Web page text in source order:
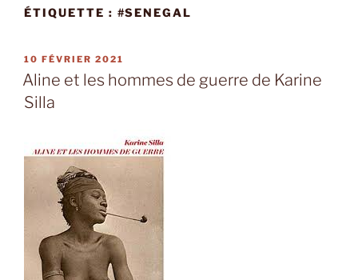
ÉTIQUETTE : #SENEGAL
PUBLIÉ
LE
10 FÉVRIER 2021
Aline et les hommes de guerre de Karine
Silla